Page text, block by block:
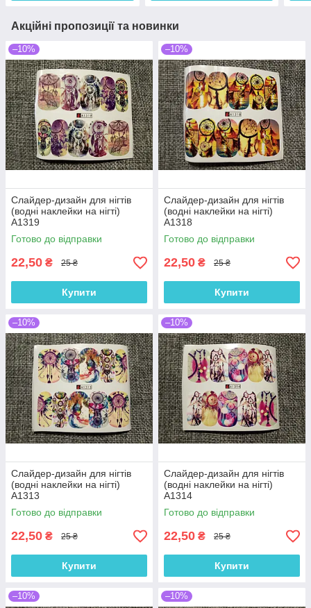
Акційні пропозиції та новинки
–10%
Слайдер-дизайн для нігтів
(водні наклейки на нігті)
A1319
Готово до відправки
22,50 ₴ 25 ₴
Купити
–10%
Слайдер-дизайн для нігтів
(водні наклейки на нігті)
A1318
Готово до відправки
22,50 ₴ 25 ₴
Купити
–10%
Слайдер-дизайн для нігтів
(водні наклейки на нігті)
A1313
Готово до відправки
22,50 ₴ 25 ₴
Купити
–10%
Слайдер-дизайн для нігтів
(водні наклейки на нігті)
A1314
Готово до відправки
22,50 ₴ 25 ₴
Купити
–10% –10%